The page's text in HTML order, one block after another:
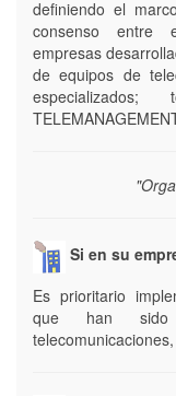
definiendo el
consenso entre
empresas
de equipos de
Si en su
Es prioritario
que han sido